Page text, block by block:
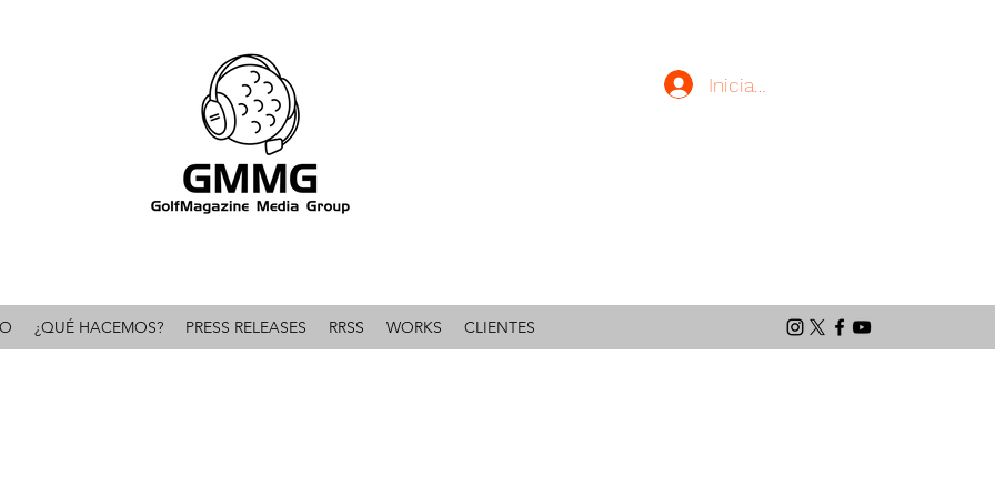
Iniciar sesión
¿QUÉ HACEMOS? PRESS RELEASES RRSS WORKS CLIENTES